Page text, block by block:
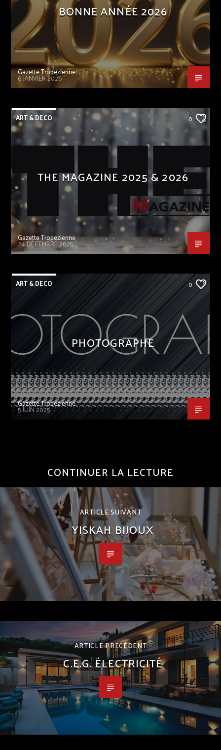
BONNE ANNÉE 2026
Gazette Tropezienne
6 JANVIER 2026
ART & DECO 0
THE MAGAZINE 2025 & 2026
Gazette Tropezienne
24 DÉCEMBRE 2025
ART & DECO 0
PHOTOGRAPHE
Gazette Tropezienne
5 JUIN 2025
CONTINUER LA LECTURE
ARTICLE SUIVANT
YISKAH BIJOUX
ARTICLE PRÉCÉDENT
C.E.G. ÉLECTRICITÉ